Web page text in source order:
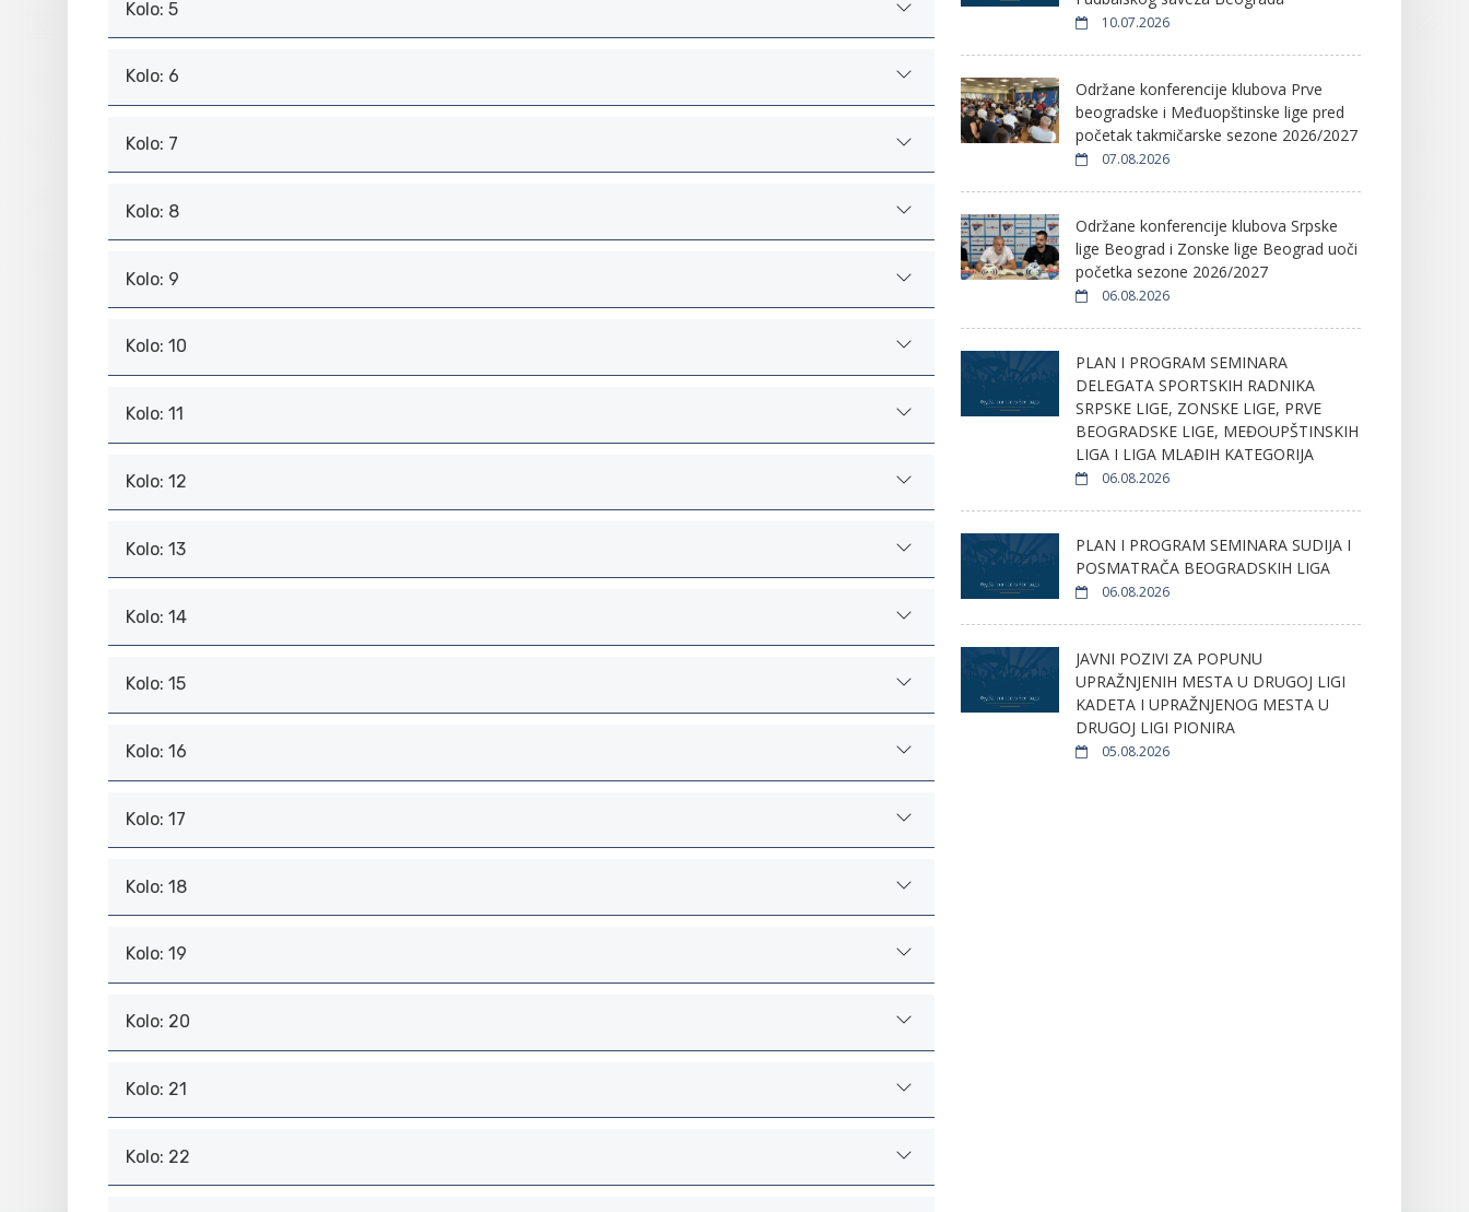
Kolo: 5
Kolo: 6
Kolo: 7
Kolo: 8
Kolo: 9
Kolo: 10
Kolo: 11
Kolo: 12
Kolo: 13
Kolo: 14
Kolo: 15
Kolo: 16
Kolo: 17
Kolo: 18
Kolo: 19
Kolo: 20
Kolo: 21
Kolo: 22
10.07.2026
Održane konferencije klubova Prve
beogradske i Međuopštinske lige pred
početak takmičarske sezone 2026/2027
07.08.2026
Održane konferencije klubova Srpske
lige Beograd i Zonske lige Beograd uoči
početka sezone 2026/2027
06.08.2026
PLAN I PROGRAM SEMINARA
DELEGATA SPORTSKIH RADNIKA
SRPSKE LIGE, ZONSKE LIGE, PRVE
BEOGRADSKE LIGE, MEĐOUPŠTINSKIH
LIGA I LIGA MLAĐIH KATEGORIJA
06.08.2026
PLAN I PROGRAM SEMINARA SUDIJA I
POSMATRAČA BEOGRADSKIH LIGA
06.08.2026
JAVNI POZIVI ZA POPUNU
UPRAŽNJENIH MESTA U DRUGOJ LIGI
KADETA I UPRAŽNJENOG MESTA U
DRUGOJ LIGI PIONIRA
05.08.2026